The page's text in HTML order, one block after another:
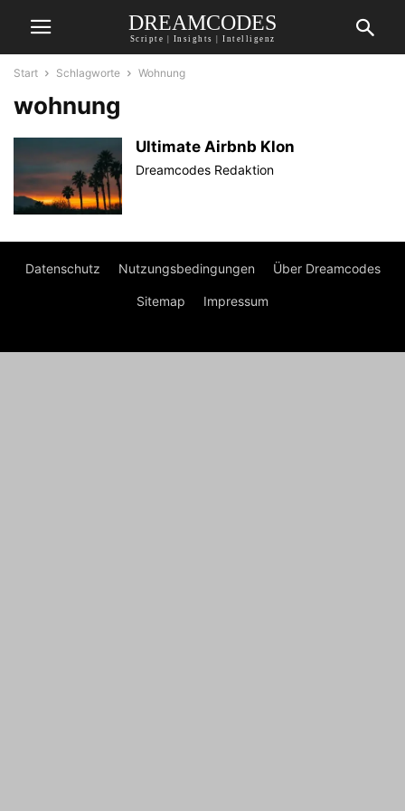
DREAMCODES
Scripte | Insights | Intelligenz
Start Schlagworte Wohnung
wohnung
Ultimate Airbnb Klon
Dreamcodes Redaktion
Datenschutz Nutzungsbedingungen Über Dreamcodes
Sitemap Impressum